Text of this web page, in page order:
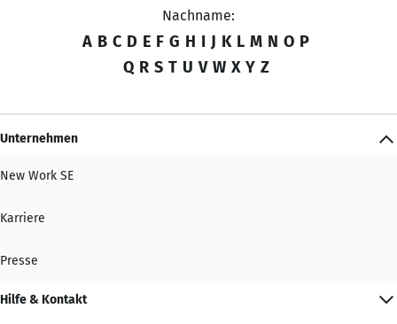
Nachname:
A B C D E F G H I J K L M N O P
Q R S T U V W X Y Z
Unternehmen
New Work SE
Karriere
Presse
Hilfe & Kontakt